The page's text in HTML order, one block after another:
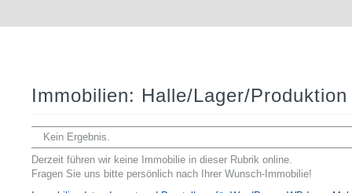
Immobilien: Halle/Lager/Produktion
Kein Ergebnis.
Derzeit führen wir keine Immobilie in dieser Rubrik online.
Fragen Sie uns bitte persönlich nach Ihrer Wunsch-Immobilie!